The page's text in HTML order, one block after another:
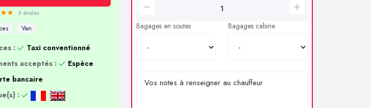
5 étoiles
Van
:
Taxi conventionné
acceptés :
Espèce
bancaire
:
Bagages en soutes Bagages cabine